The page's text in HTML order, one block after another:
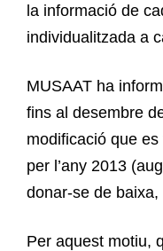
la informació de
individualitzada a
MUSAAT ha
fins al desembre
modificació que
per l’any 2013
donar-se de
Per aquest motiu,